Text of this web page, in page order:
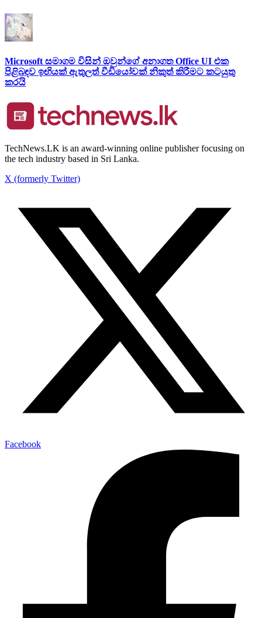
Microsoft සමාගම විසින් ඔවුන්ගේ අනාගත Office UI එක
පිළිබඳව ඉඟියක් ඇතුලත් වීඩියෝවක් නිකුත් කිරීමට කටයුතු
කරයි
TechNews.LK is an award-winning online publisher focusing on
the tech industry based in Sri Lanka.
X (formerly Twitter)
Facebook